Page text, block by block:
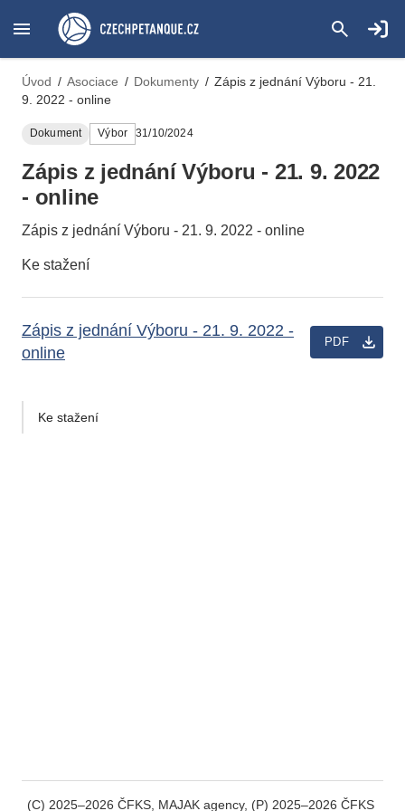
Úvod / Asociace / Dokumenty / Zápis z jednání Výboru - 21.
9. 2022 - online
Dokument Výbor 31/10/2024
Zápis z jednání Výboru - 21. 9. 2022
- online
Zápis z jednání Výboru - 21. 9. 2022 - online
Ke stažení
Zápis z jednání Výboru - 21. 9. 2022 -
online
PDF
Ke stažení
(C) 2025–2026 ČFKS, MAJAK agency, (P) 2025–2026 ČFKS